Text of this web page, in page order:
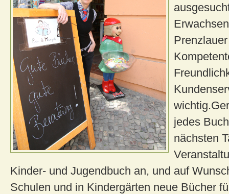
jedes
nächsten
Kinder- und Jugendbuch an, und auf
Schulen und in Kindergärten neue Bücher